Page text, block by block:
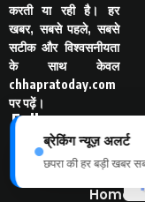
करती या रही है। हर
खबर, सबसे पहले, सबसे
सटीक और विश्वसनीयता
के साथ केवल
chhapratoday.com
पर पढ़ें।
Follo
w Us
Home
ब्रेकिंग न्यूज़ अलर्ट
छपरा की हर बड़ी खबर